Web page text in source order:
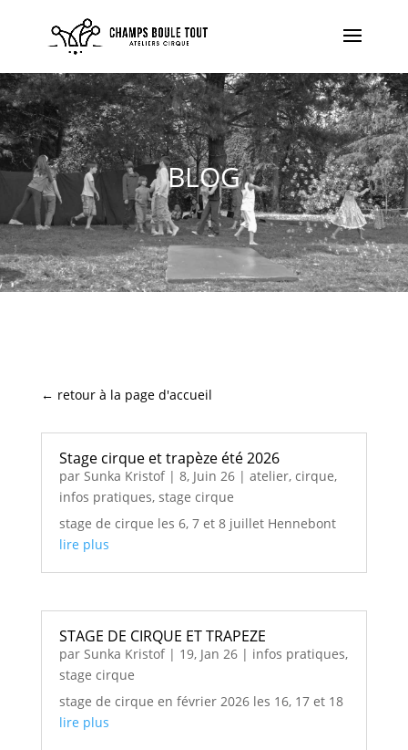
BLOG
← retour à la page d'accueil
Stage cirque et trapèze été 2026
par Sunka Kristof| 8, Juin 26| atelier, cirque,
infos pratiques, stage cirque
stage de cirque les 6, 7 et 8 juillet Hennebont
lire plus
STAGE DE CIRQUE ET TRAPEZE
par Sunka Kristof| 19, Jan 26| infos pratiques,
stage cirque
stage de cirque en février 2026 les 16, 17 et 18
lire plus